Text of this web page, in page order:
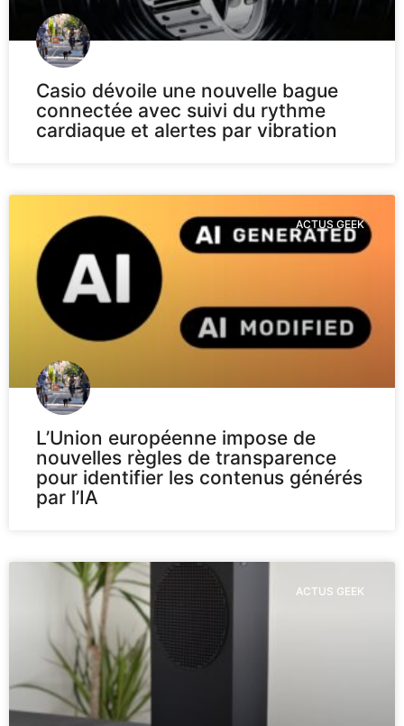
Casio dévoile une nouvelle bague
connectée avec suivi du rythme
cardiaque et alertes par vibration
ACTUS GEEK
L’Union européenne impose de
nouvelles règles de transparence
pour identifier les contenus générés
par l’IA
ACTUS GEEK